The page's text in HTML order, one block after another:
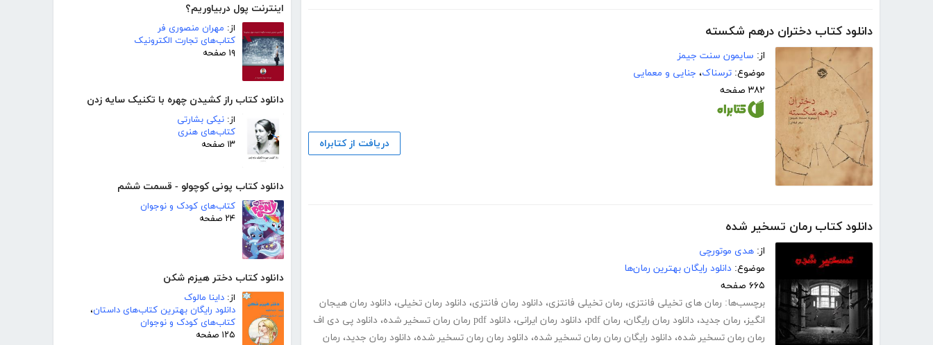
اینترنت پول دربیاوریم؟
از: مهران منصوری فر
کتاب‌های تجارت الکترونیک
۱۹ صفحه
دانلود کتاب راز کشیدن چهره با تکنیک سایه زدن
از: نیکی بشارتی
کتاب‌های هنری
۱۳ صفحه
دانلود کتاب پونی کوچولو - قسمت ششم
کتاب‌های کودک و نوجوان
۲۴ صفحه
دانلود کتاب دختر هیزم شکن
از: داینا مالوک
دانلود رایگان بهترین کتاب‌های داستان،
کتاب‌های کودک و نوجوان
۱۲۵ صفحه
دانلود کتاب دختران درهم شکسته
از: سایمون سنت جیمز
موضوع: ترسناک، جنایی و معمایی
۳۸۲ صفحه
دریافت از کتابراه
دانلود کتاب رمان تسخیر شده
از: هدی موتورچی
موضوع: دانلود رایگان بهترین رمان‌ها
۶۶۵ صفحه
برچسب‌ها: رمان های تخیلی فانتزی، رمان تخیلی فانتزی، دانلود رمان فانتزی، دانلود رمان تخیلی، دانلود رمان هیجان
انگیز، رمان جدید، دانلود رمان رایگان، رمان pdf ، دانلود رمان ایرانی، دانلود pdf رمان رمان تسخیر شده ، دانلود پی دی اف
رمان رمان تسخیر شده، دانلود رایگان رمان رمان تسخیر شده، دانلود رمان رمان تسخیر شده، دانلود رمان جدید، رمان